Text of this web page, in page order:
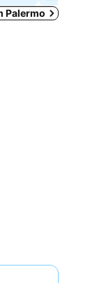
Palermo